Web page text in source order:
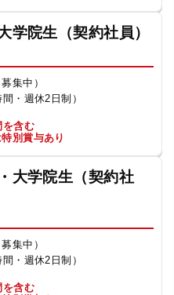
学院生（契約社員）
集中）
・週休2日制）
含む
別賞与あり
大学院生（契約社
集中）
・週休2日制）
含む